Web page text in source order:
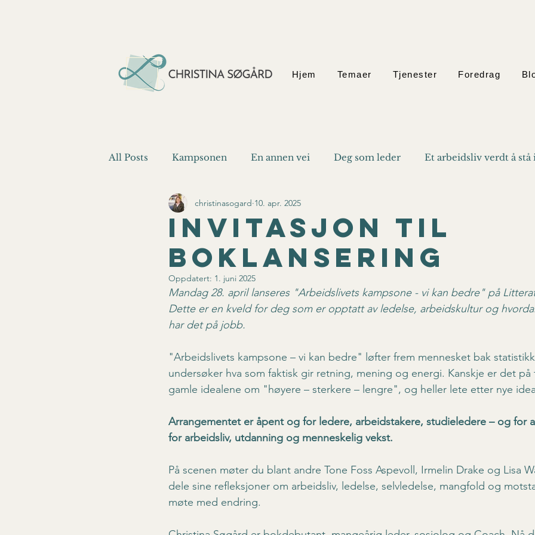
Hjem Temaer Tjenester Foredrag
All Posts Kampsonen En annen vei Deg som leder Et arbeidsliv verdt å stå
Vi kan bedre
invitasjon til
boklansering
christinasogard 10. apr. 2025
Oppdatert: 1. juni 2025
Mandag 28. april lanseres "Arbeidslivets kampsone - vi kan bedre" på
Dette er en kveld for deg som er opptatt av ledelse, arbeidskultur og
har det på jobb.
"Arbeidslivets kampsone – vi kan bedre" løfter frem mennesket bak
undersøker hva som faktisk gir retning, mening og energi. Kanskje er det
gamle idealene om "høyere – sterkere – lengre", og heller lete etter nye
Arrangementet er åpent og for ledere, arbeidstakere, studieledere – og for
for arbeidsliv, utdanning og menneskelig vekst.
På scenen møter du blant andre Tone Foss Aspevoll, Irmelin Drake og Lisa
dele sine refleksjoner om arbeidsliv, ledelse, selvledelse, mangfold og
møte med endring.